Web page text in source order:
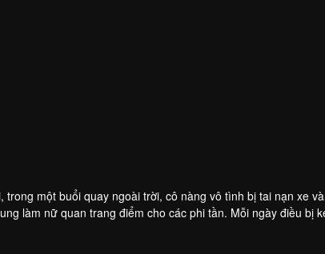
một buổi quay ngoài trời, cô nàng vô tình bị tai nạn xe và
ra sao?